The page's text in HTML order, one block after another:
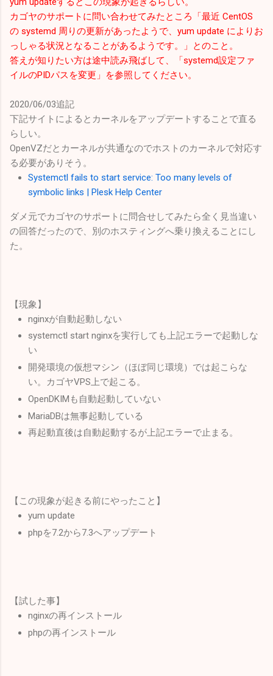
カゴヤのサポートに問い合わせてみたところ「最近 CentOS
の systemd 周りの更新があったようで、yum update によりお
っしゃる状況となることがあるようです。」とのこと。
答えが知りたい方は途中読み飛ばして、「systemd設定ファ
イルのPIDパスを変更」を参照してください。
2020/06/03追記
下記サイトによるとカーネルをアップデートすることで直る
らしい。
OpenVZだとカーネルが共通なのでホストのカーネルで対応す
る必要がありそう。
Systemctl fails to start service: Too many levels of
symbolic links | Plesk Help Center
ダメ元でカゴヤのサポートに問合せしてみたら全く見当違い
の回答だったので、別のホスティングへ乗り換えることにし
た。
【現象】
nginxが自動起動しない
systemctl start nginxを実行しても上記エラーで起動しな
い
開発環境の仮想マシン（ほぼ同じ環境）では起こらな
い。カゴヤVPS上で起こる。
OpenDKIMも自動起動していない
MariaDBは無事起動している
再起動直後は自動起動するが上記エラーで止まる。
【この現象が起きる前にやったこと】
yum update
phpを7.2から7.3へアップデート
【試した事】
nginxの再インストール
phpの再インストール